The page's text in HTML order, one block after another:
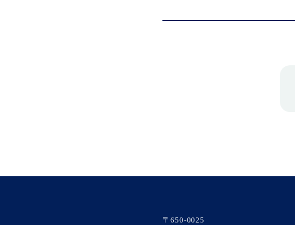
〒650-0025